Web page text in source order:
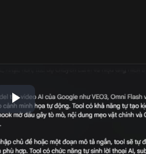
Play
Video